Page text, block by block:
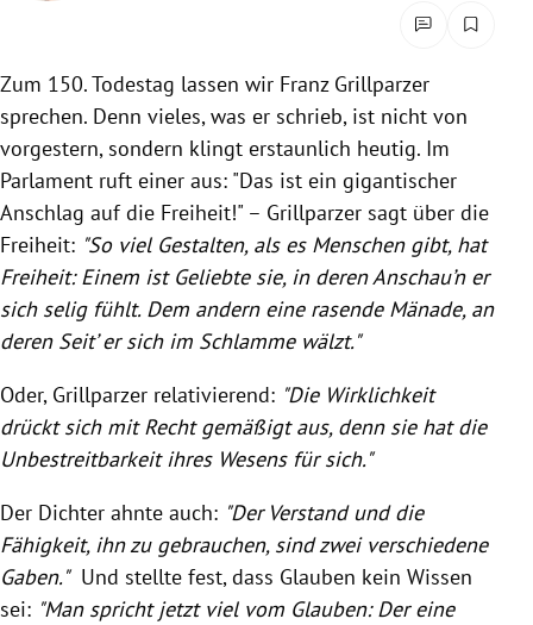
Untermenü
Untermenü
Untermenü
Untermenü
Untermenü
Zum 150. Todestag lassen wir Franz Grillparzer
sprechen. Denn vieles, was er schrieb, ist nicht von
vorgestern, sondern klingt erstaunlich heutig. Im
Parlament ruft einer aus: "Das ist ein gigantischer
Anschlag auf die Freiheit!" – Grillparzer sagt über die
Freiheit: "So viel Gestalten, als es Menschen gibt, hat
Freiheit: Einem ist Geliebte sie, in deren Anschau’n er
sich selig fühlt. Dem andern eine rasende Mänade, an
deren Seit’ er sich im Schlamme wälzt."
Oder, Grillparzer relativierend: "Die Wirklichkeit
drückt sich mit Recht gemäßigt aus, denn sie hat die
Unbestreitbarkeit ihres Wesens für sich."
Der Dichter ahnte auch: "Der Verstand und die
Fähigkeit, ihn zu gebrauchen, sind zwei verschiedene
Gaben."Und stellte fest, dass Glauben kein Wissen
sei: "Man spricht jetzt viel vom Glauben: Der eine